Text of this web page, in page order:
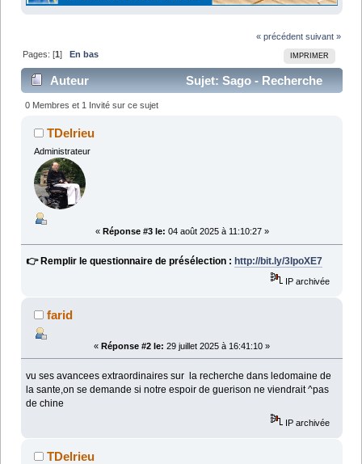
« précédent suivant »
IMPRIMER
Pages: [1] En bas
Auteur
Sujet: Sago - Recherche
de participants – Étude en ligne pour patients atteints
de LME (Lu 16018 fois)
0 Membres et 1 Invité sur ce sujet
TDelrieu
Administrateur
« Réponse #3 le: 04 août 2025 à 11:10:27 »
👉 Remplir le questionnaire de présélection : http://bit.ly/3IpoXE7
IP archivée
farid
« Réponse #2 le: 29 juillet 2025 à 16:41:10 »
vu ses avancees extraordinaires sur la recherche dans ledomaine de
la sante,on se demande si notre espoir de guerison ne viendrait ^pas
de chine
IP archivée
TDelrieu